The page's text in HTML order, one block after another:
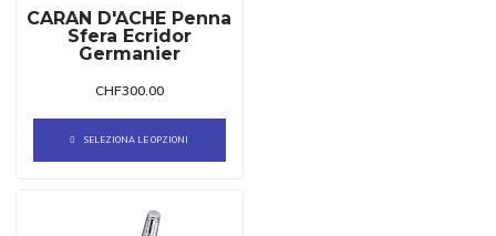
CARAN D'ACHE Penna
Sfera Ecridor
Germanier
CHF300.00
SELEZIONA LE OPZIONI